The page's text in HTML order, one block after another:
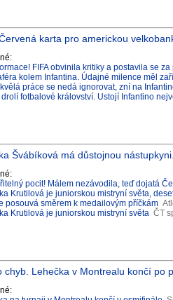
karta pro americkou
FIFA obvinila kritiky a postavila se
kolem Infantina. Údajné milence měl
práce se nedá ignorovat, zní na
fotbalové království. Ustojí Infantino
Švábíková má důstojnou
pocit! Málem nezávodila, teď dojatá
Krutilová je juniorskou mistryní světa,
posouvá směrem k medailovým příčkám
Krutilová je juniorskou mistryní světa ČT
chyb. Lehečka v Montrealu končí po